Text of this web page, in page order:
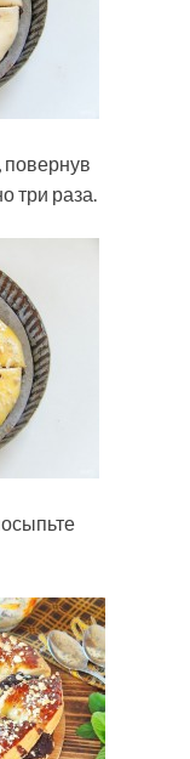
повернув
три раза.